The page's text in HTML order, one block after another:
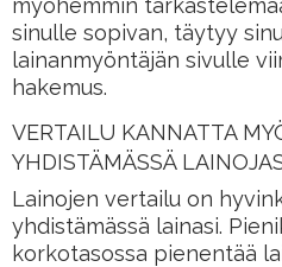
myöhemmin
sinulle sopivan, täytyy
lainanmyöntäjän sivulle
hakemus.
VERTAILU KANNATTA
YHDISTÄMÄSSÄ
Lainojen vertailu on
yhdistämässä lainasi.
korkotasossa pienentää